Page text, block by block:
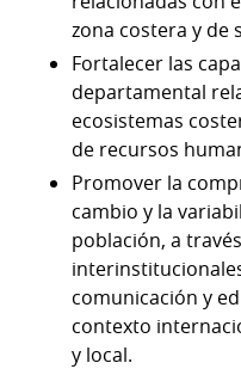
zona costera y de
Fortalecer las
departamental
ecosistemas
de recursos
Promover la
cambio y la
población, a
comunicación y
contexto
y local.